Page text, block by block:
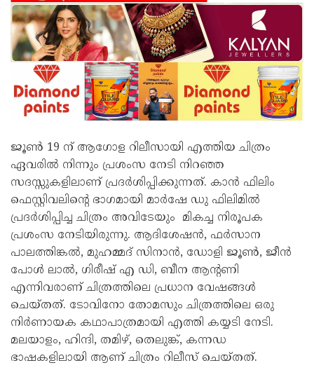
ജൂൺ 19 ന് ആഗോള റിലീസായി എത്തിയ ചിത്രം
ഏവരിൽ നിന്നും പ്രശംസ നേടി നിറഞ്ഞ
സദസ്സുകളിലാണ് പ്രദർശിപ്പിക്കുന്നത്. കാൻ ഫിലിം
ഫെസ്റ്റിവലിന്റെ ഭാഗമായി മാർഷേ ഡു ഫിലിമിൽ
പ്രദർശിപ്പിച്ച ചിത്രം അവിടേയും മികച്ച നിരൂപക
പ്രശംസ നേടിയിരുന്നു. ആദിശേഷൻ, ഫർസാന
പാലത്തിങ്കൽ, മുഹമ്മദ് സിനാൻ, ഡോളി ജൂൺ, ജീൻ
പോൾ ലാൽ, ഗിരീഷ് എ ഡി, ബീന ആൻ്റണി
എന്നിവരാണ് ചിത്രത്തിലെ പ്രധാന വേഷങ്ങൾ
ചെയ്തത്. ടോവിനോ തോമസും ചിത്രത്തിലെ ഒരു
നിർണായക കഥാപാത്രമായി എത്തി കയ്യടി നേടി.
മലയാളം, ഹിന്ദി, തമിഴ്, തെലുങ്ക്, കന്നഡ
ഭാഷകളിലായി ആണ് ചിത്രം റിലീസ് ചെയ്തത്.